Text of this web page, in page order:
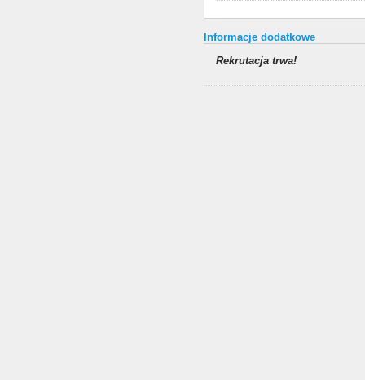
Informacje dodatkowe
Rekrutacja trwa!